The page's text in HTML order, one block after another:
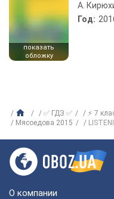
показать
обложку
А.
Год:
✅ ГДЗ ✅ ⚡ 7
Мясоедова 2015
О компании